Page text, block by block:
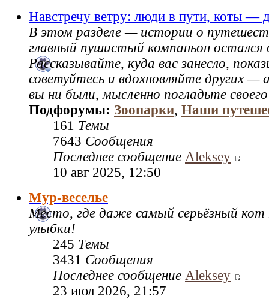
Навстречу ветру: люди в пути, коты —
В этом разделе — истории о
главный пушистый компаньон остался
Рассказывайте, куда вас занесло,
советуйтесь и вдохновляйте других —
вы ни были, мысленно погладьте
Подфорумы: Зоопарки, Наши
161 Темы
7643 Сообщения
Последнее сообщение Aleksey
10 авг 2025, 12:50
Мур-веселье
Место, где даже самый серьёзный
улыбки!
245 Темы
3431 Сообщения
Последнее сообщение Aleksey
23 июл 2026, 21:57